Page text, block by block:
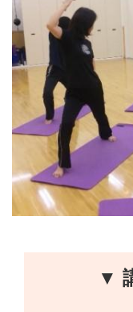
▼